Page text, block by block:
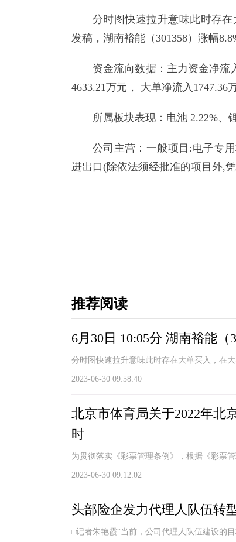
分时图快速拉升意味此时存
发稿，湖南裕能（301358）涨幅
资金流向数据：主力资金净流
4633.21万元， 大单净流入1747.36
所属板块表现：电池 2.22%、
公司主营：一般项目:电子专
进出口(除依法须经批准的项目外,
推荐阅读
6月30日 10:05分 湖南裕能（
分时图快速拉升意味此时存在大单买入，在
2023-06-30 09:58:40
北京市体育局关于2022年北
时
为贯彻落实《彩票管理条例》，根据《彩票
2023-06-30 09:12:02
头部险企发力代理人队伍转
□记者朱艳霞“当前，公司代理人队伍建设的